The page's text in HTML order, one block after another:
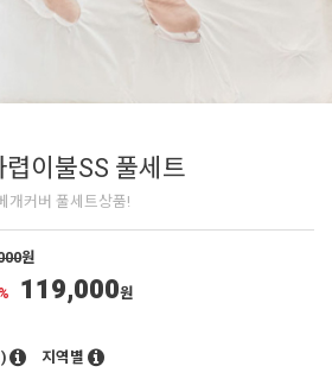
이불SS 풀세트
개커버 풀세트상품!
원
% 119,000원
지역별